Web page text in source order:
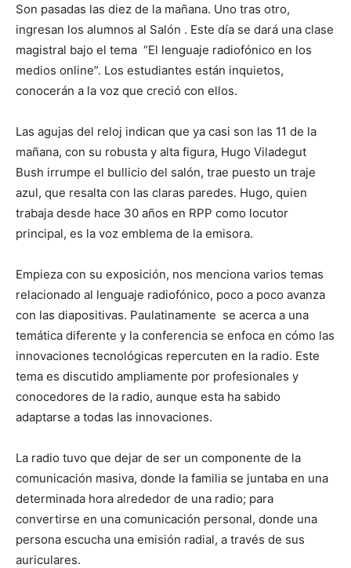
Son pasadas las diez de la mañana. Uno tras otro,
ingresan los alumnos al Salón . Este día se dará una clase
magistral bajo el tema “El lenguaje radiofónico en los
medios online”. Los estudiantes están inquietos,
conocerán a la voz que creció con ellos.
Las agujas del reloj indican que ya casi son las 11 de la
mañana, con su robusta y alta figura, Hugo Viladegut
Bush irrumpe el bullicio del salón, trae puesto un traje
azul, que resalta con las claras paredes. Hugo, quien
trabaja desde hace 30 años en RPP como locutor
principal, es la voz emblema de la emisora.
Empieza con su exposición, nos menciona varios temas
relacionado al lenguaje radiofónico, poco a poco avanza
con las diapositivas. Paulatinamente se acerca a una
temática diferente y la conferencia se enfoca en cómo las
innovaciones tecnológicas repercuten en la radio. Este
tema es discutido ampliamente por profesionales y
conocedores de la radio, aunque esta ha sabido
adaptarse a todas las innovaciones.
La radio tuvo que dejar de ser un componente de la
comunicación masiva, donde la familia se juntaba en una
determinada hora alrededor de una radio; para
convertirse en una comunicación personal, donde una
persona escucha una emisión radial, a través de sus
auriculares.